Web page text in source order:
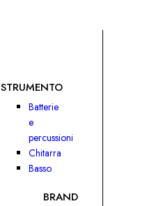
STRUMENTO
Batterie
e
percussioni
Chitarra
Basso
BRAND